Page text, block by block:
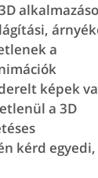
a
képek
a 3D
kérd egyedi,